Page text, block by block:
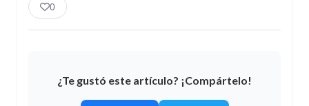
0
¿Te gustó este artículo? ¡Compártelo!